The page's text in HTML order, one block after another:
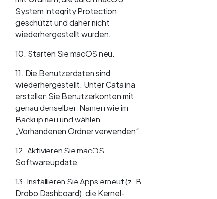
System Integrity Protection
geschützt und daher nicht
wiederhergestellt wurden.
10. Starten Sie macOS neu.
11. Die Benutzerdaten sind
wiederhergestellt. Unter Catalina
erstellen Sie Benutzerkonten mit
genau denselben Namen wie im
Backup neu und wählen
„Vorhandenen Ordner verwenden“.
12. Aktivieren Sie macOS
Softwareupdate.
13. Installieren Sie Apps erneut (z. B.
Drobo Dashboard), die Kernel-